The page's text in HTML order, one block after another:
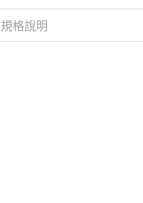
規格說明